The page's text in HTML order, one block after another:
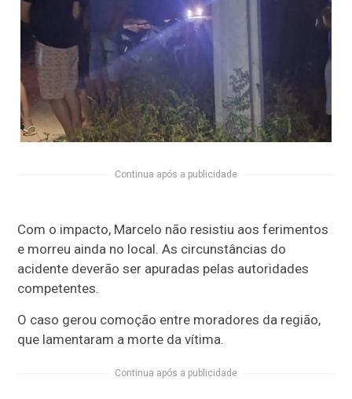
Continua após a publicidade
Com o impacto, Marcelo não resistiu aos ferimentos
e morreu ainda no local. As circunstâncias do
acidente deverão ser apuradas pelas autoridades
competentes.
O caso gerou comoção entre moradores da região,
que lamentaram a morte da vítima.
Continua após a publicidade